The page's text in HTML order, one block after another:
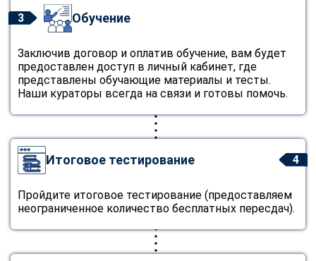
3 Обучение
Заключив договор и оплатив обучение, вам будет
предоставлен доступ в личный кабинет, где
представлены обучающие материалы и тесты.
Наши кураторы всегда на связи и готовы помочь.
4
Итоговое тестирование
Пройдите итоговое тестирование (предоставляем
неограниченное количество бесплатных пересдач).
ChatApp
online
Мессенджеры